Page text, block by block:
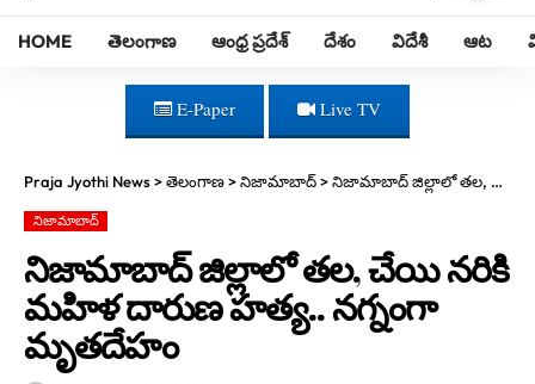
HOME తెలంగాణ ఆంధ్ర ప్రదేశ్ దేశం విదేశీ ఆట
E-Paper Live TV
Praja Jyothi News>తెలంగాణ>నిజామాబాద్>నిజామాబాద్ జిల్లాలో తల, చేయి నరికి మహిళ దారుణ హత్య.. నగ్నంగా మృతదేహం
నిజామాబాద్
నిజామాబాద్ జిల్లాలో తల, చేయి నరికి
మహిళ దారుణ హత్య.. నగ్నంగా
మృతదేహం